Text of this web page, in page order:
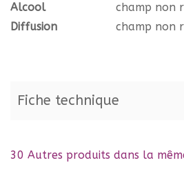
Alcool
champ non
Diffusion
champ non
Fiche technique
30 Autres produits dans la